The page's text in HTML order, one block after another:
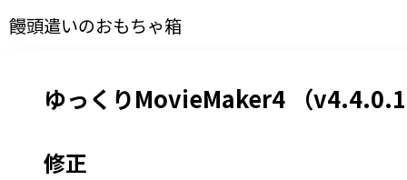
饅頭遣いのおもちゃ箱
ゆっくりMovieMaker4 （
修正